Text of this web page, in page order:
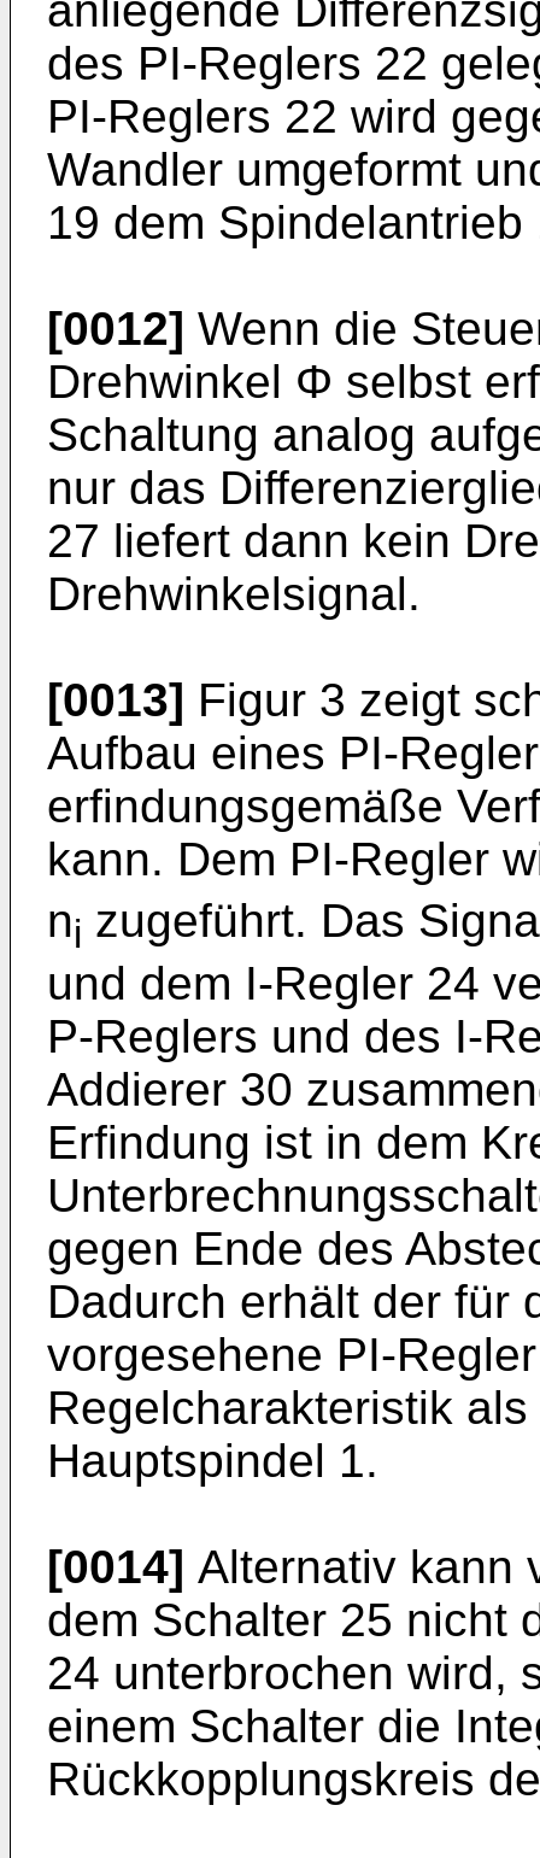
des PI-Reglers 22
PI-Reglers 22 wird
Wandler umgeformt
19 dem
[0012] Wenn die
Drehwinkel Φ selbst
Schaltung analog
nur das
27 liefert dann kein
Drehwinkelsignal.
[0013] Figur 3 zeigt
Aufbau eines PI-
erfindungsgemäße
kann. Dem PI-Regler
ni zugeführt. Das
und dem I-Regler 24
P-Reglers und des I-
Addierer 30
Erfindung ist in dem
gegen Ende des
Dadurch erhält der für
vorgesehene PI-
Regelcharakteristik
Hauptspindel 1.
[0014] Alternativ kann
dem Schalter 25 nicht
24 unterbrochen wird,
einem Schalter die
Rückkopplungskreis